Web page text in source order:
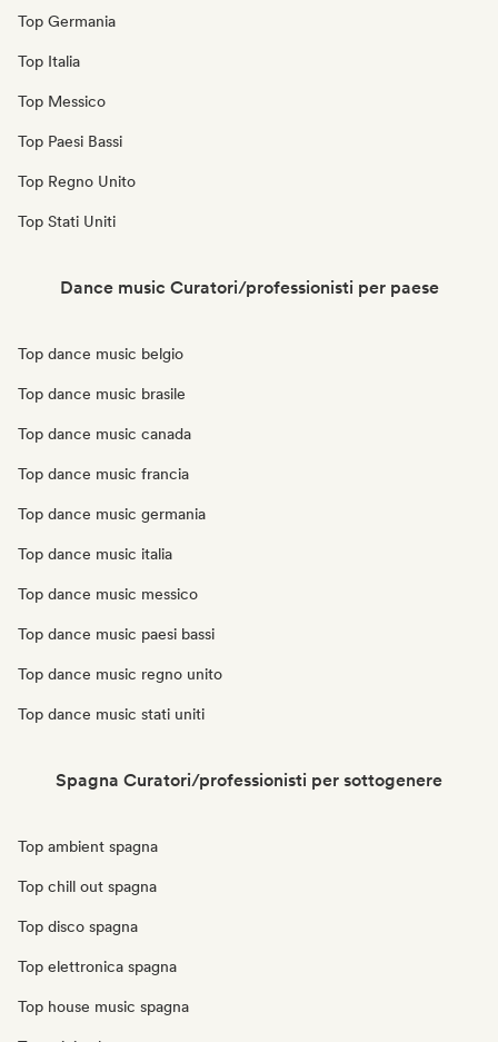
Top Germania
Top Italia
Top Messico
Top Paesi Bassi
Top Regno Unito
Top Stati Uniti
Dance music Curatori/professionisti per paese
Top dance music belgio
Top dance music brasile
Top dance music canada
Top dance music francia
Top dance music germania
Top dance music italia
Top dance music messico
Top dance music paesi bassi
Top dance music regno unito
Top dance music stati uniti
Spagna Curatori/professionisti per sottogenere
Top ambient spagna
Top chill out spagna
Top disco spagna
Top elettronica spagna
Top house music spagna